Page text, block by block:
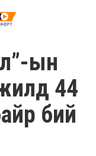
ын
44
бий